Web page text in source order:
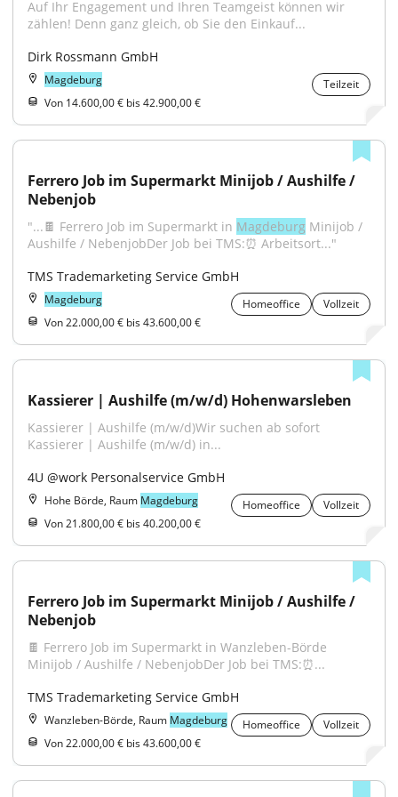
Auf Ihr Engagement und Ihren Teamgeist können wir
zählen! Denn ganz gleich, ob Sie den Einkauf...
Dirk Rossmann GmbH
Magdeburg
Teilzeit
Von 14.600,00 € bis 42.900,00 €
Ferrero Job im Supermarkt Minijob / Aushilfe /
Nebenjob
"...🍫 Ferrero Job im Supermarkt in Magdeburg Minijob /
Aushilfe / NebenjobDer Job bei TMS:⏰ Arbeitsort..."
TMS Trademarketing Service GmbH
Magdeburg Homeoffice
Vollzeit
Von 22.000,00 € bis 43.600,00 €
Kassierer | Aushilfe (m/w/d) Hohenwarsleben
Kassierer | Aushilfe (m/w/d)Wir suchen ab sofort
Kassierer | Aushilfe (m/w/d) in...
4U @work Personalservice GmbH
Hohe Börde, Raum Magdeburg Homeoffice
Vollzeit
Von 21.800,00 € bis 40.200,00 €
Ferrero Job im Supermarkt Minijob / Aushilfe /
Nebenjob
🍫 Ferrero Job im Supermarkt in Wanzleben-Börde
Minijob / Aushilfe / NebenjobDer Job bei TMS:⏰...
TMS Trademarketing Service GmbH
Wanzleben-Börde, Raum Magdeburg Homeoffice
Vollzeit
Von 22.000,00 € bis 43.600,00 €